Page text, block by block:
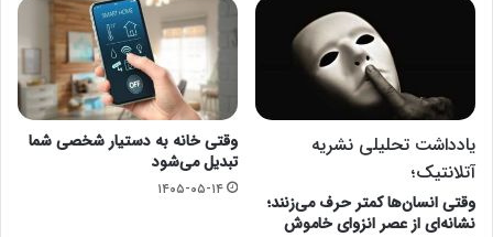
یادداشت تحلیلی نشریه
آتلانتیک؛
وقتی انسان‌ها کمتر حرف می‌زنند؛
نشانه‌ای از عصر انزوای خاموش
وقتی خانه به دستیار شخصی شما
تبدیل می‌شود
۱۴۰۵-۰۵-۱۴